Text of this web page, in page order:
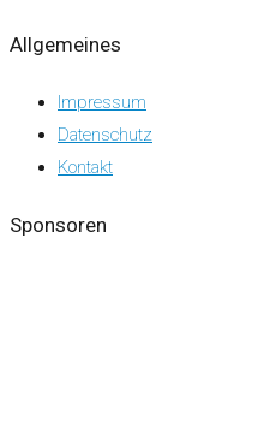
Allgemeines
Impressum
Datenschutz
Kontakt
Sponsoren